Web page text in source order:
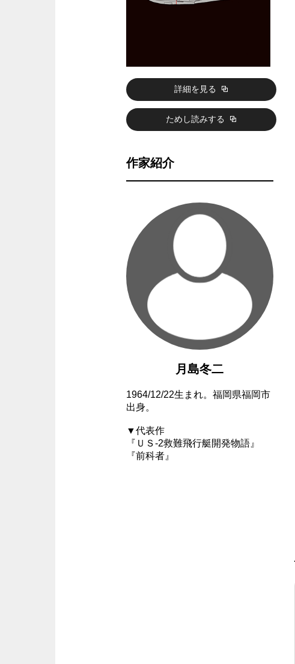
詳細を見る
ためし読みする
作家紹介
月島冬二
1964/12/22生まれ。福岡県福岡市
出身。
▼代表作
『ＵＳ-2救難飛行艇開発物語』
『前科者』